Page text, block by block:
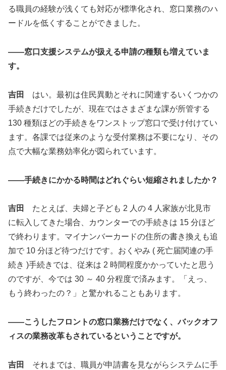
る職員の経験が浅くても対応が標準化され、窓口業務のハ
ードルを低くすることができました。
――窓口支援システムが扱える申請の種類も増えていま
す。
吉田
はい。最初は住民異動とそれに関連するいくつかの
手続きだけでしたが、現在ではさまざまな課が所管する
130 種類ほどの手続きをワンストップ窓口で受け付けてい
ます。各課では従来のような受付業務は不要になり、その
点で大幅な業務効率化が図られています。
――手続きにかかる時間はどれぐらい短縮されましたか？
吉田
たとえば、夫婦と子ども 2 人の 4 人家族が北見市
に転入してきた場合、カウンターでの手続きは 15 分ほど
で終わります。マイナンバーカードの住所の書き換えも追
加で 10 分ほど待つだけです。おくやみ ( 死亡届関連の手
続き )手続きでは、従来は 2 時間程度かかっていたと思う
のですが、今では 30 ～ 40 分程度で済みます。「えっ、
もう終わったの？」と驚かれることもあります。
――こうしたフロントの窓口業務だけでなく、バックオフ
ィスの業務改革もされているということですが。
吉田
それまでは、職員が申請書を見ながらシステムに手